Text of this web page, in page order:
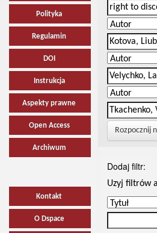
Polityka
Regulamin
DOI
Instrukcja
Aspekty prawne
Open Access
Archiwum
Kontakt
O Dspace
Rozpocznij
Dodaj filtr:
Uzyj filtrów